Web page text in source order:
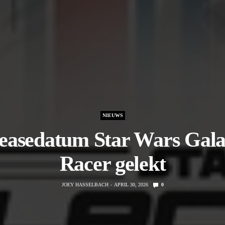
NIEUWS
Star Wars
Racer gelekt
JOEY HASSELBACH APRIL 30, 2026 0